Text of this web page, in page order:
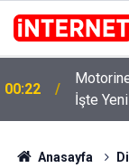
00:22
İşte
15:58
Neşet
Verdi?
Edildi
Anasayfa